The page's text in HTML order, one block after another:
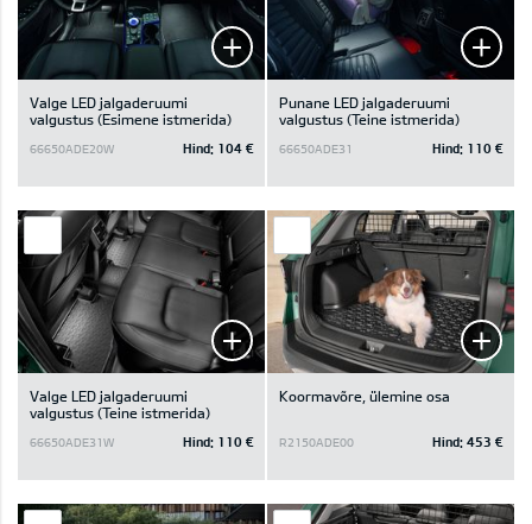
Valge LED jalgaderuumi
valgustus (Esimene istmerida)
66650ADE20W Hind: 104 €
Punane LED jalgaderuumi
valgustus (Teine istmerida)
66650ADE31 Hind: 110 €
Valge LED jalgaderuumi
valgustus (Teine istmerida)
66650ADE31W Hind: 110 €
Koormavõre, ülemine osa
R2150ADE00 Hind: 453 €